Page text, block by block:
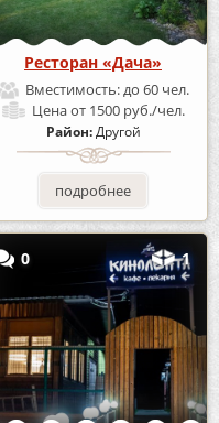
Ресторан «Дача»
Вместимость:до 60 чел.
Ценаот 1500 руб./чел.
Район:Другой
подробнее
0 1